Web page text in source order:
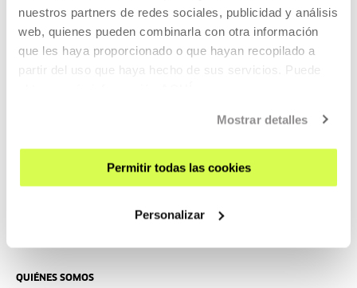
nuestros partners de redes sociales, publicidad y análisis
web, quienes pueden combinarla con otra información
que les haya proporcionado o que hayan recopilado a
partir del uso que haya hecho de sus servicios. Puede
Mostrar detalles
Permitir todas las cookies
Personalizar
CÓMO LLEGAR
VISITAS GUIADAS
QUIÉNES SOMOS